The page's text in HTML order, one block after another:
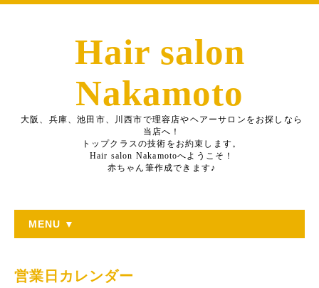
Hair salon
Nakamoto
大阪、兵庫、池田市、川西市で理容店やヘアーサロンをお探しなら
当店へ！
トップクラスの技術をお約束します。
Hair salon Nakamotoへようこそ！
赤ちゃん筆作成できます♪
MENU ▼
営業日カレンダー